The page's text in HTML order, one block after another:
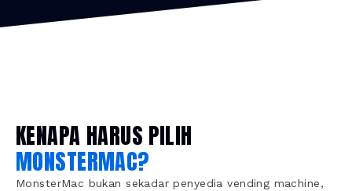
KENAPA HARUS PILIH
MONSTERMAC?
MonsterMac bukan sekadar penyedia vending machine,